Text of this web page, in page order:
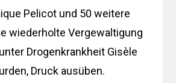
Pelicot und 50 weitere
wiederholte Vergewaltigung
Drogenkrankheit Gisèle
Druck ausüben.